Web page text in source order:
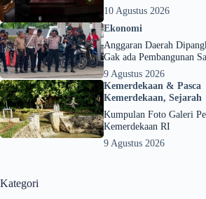
10 Agustus 2026
Ekonomi
Anggaran Daerah
Gak ada Pembangunan
9 Agustus 2026
Kemerdekaan & Pasca
Kemerdekaan, Sejarah
Kumpulan Foto Galeri
Kemerdekaan RI
9 Agustus 2026
Kategori